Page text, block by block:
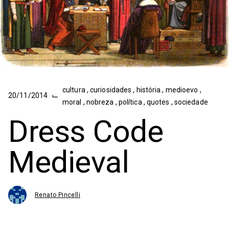
20/11/2014 ⌙
cultura ,curiosidades, história, medioevo ,
moral , nobreza , política , quotes , sociedade
Dress Code
Medieval
Renato Pincelli